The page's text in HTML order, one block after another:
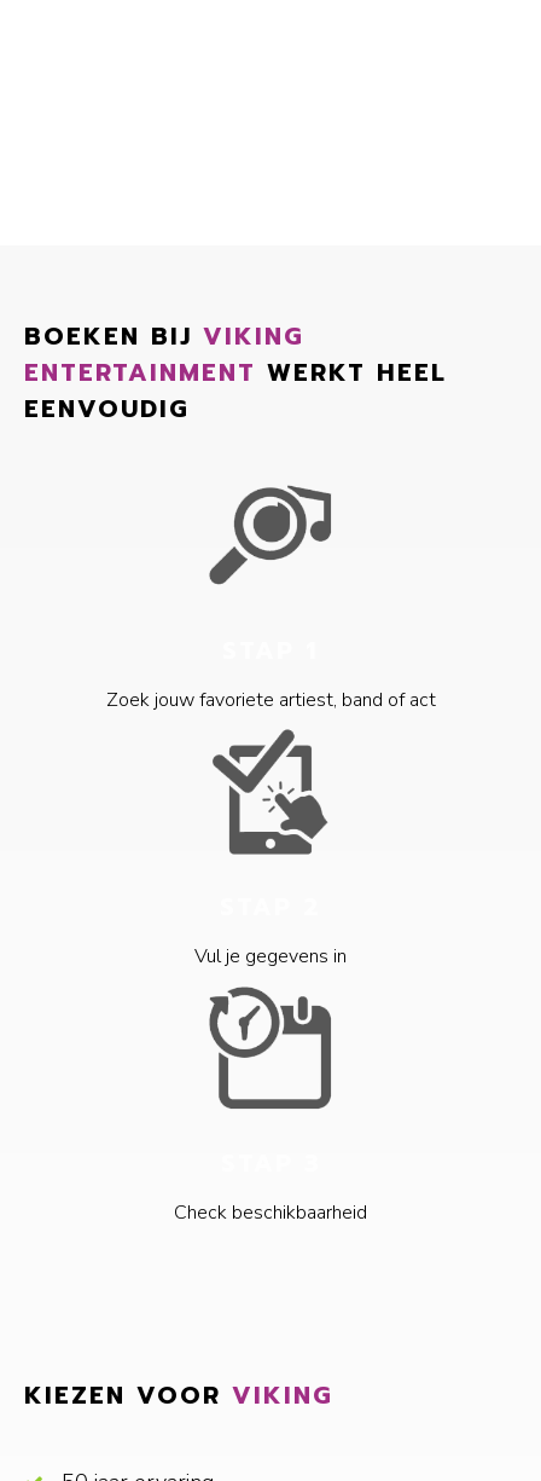
BOEKEN BIJ VIKING
ENTERTAINMENT WERKT HEEL
EENVOUDIG
Zoek jouw favoriete artiest, band of act
Vul je gegevens in
Check beschikbaarheid
KIEZEN VOOR VIKING